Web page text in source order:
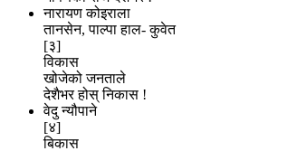
नारायण कोइराला
तानसेन, पाल्पा हाल- कुवेत
[३]
विकास
खोजेको जनताले
देशैभर होस् निकास !
वेदु न्यौपाने
[४]
बिकास